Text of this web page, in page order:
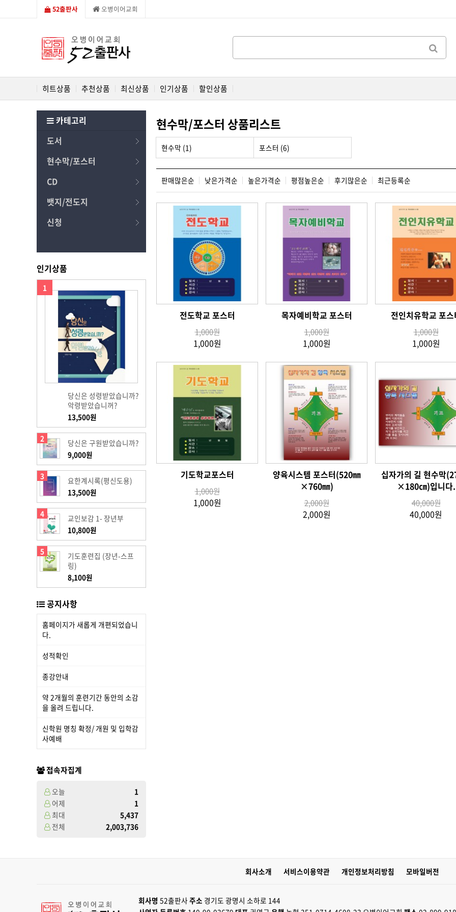
52출판사 오병이어교회
히트상품 추천상품 최신상품 인기상품 할인상품
카테고리
도서
현수막/포스터
CD
뱃지/전도지
신청
인기상품
1
당신은 성령받았습니까?
악령받았습니꺼?
13,500원
2
당신은 구원받았습니까?
9,000원
3
요한계시록(평신도용)
13,500원
4
교인보감 1- 장년부
10,800원
5
기도훈련집 (장년-스프
링)
8,100원
공지사항
홈페이지가 새롭게 개편되었습니
다.
성적확인
종강안내
약 2개월의 훈련기간 동안의 소감
을 올려 드립니다.
신학원 명칭 확정/ 개원 및 입학감
사예배
접속자집계
오늘
1
어제
1
최대
5,437
전체
2,003,736
현수막/포스터 상품리스트
현수막 (1) 포스터 (6)
판매많은순 낮은가격순 높은가격순 평점높은순 후기많은순 최근등록순
전도학교 포스터
1,000원
1,000원
목자예비학교 포스터
1,000원
1,000원
전인치유학교 포스
1,000원
1,000원
기도학교포스터
1,000원
1,000원
양육시스템 포스터(520㎜
×760㎜)
2,000원
2,000원
십자가의 길 현수막
×180㎝)입니다.
40,000원
40,000원
회사소개 서비스이용약관 개인정보처리방침 모바일버전
회사명 52출판사 주소 경기도 광명시 소하로 144